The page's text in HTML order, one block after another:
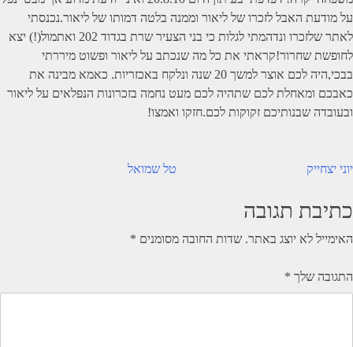
על מודעת האבל לזכרו של ליאור וממנה בלטה דמותו של ליאור.נכנסתי
לאתר שלזכרו ונדהמתי לגלות כי בני הצעיר שרת בגדוד 202 ואתמול(!) יצא
לחופשת שחרור!קראתי את כל מה שנכתב על ליאור ופשוט מיררתי
בבכי,היה לכם אוצר למשך 20 שנה ונלקח באכזריות. כאמא מבינה את
כאבכם ומאחלת לכם שתהיה לכם מעט נחמה בזכרונות הנפלאים על ליאור
ובעובדה שבנותיכם זקוקות לכם.חזקו ואמצו!
ניווט טל שמואל יוני יצחייק
כתיבת תגובה
האימייל לא יוצג באתר. שדות החובה מסומנים *
התגובה שלך *